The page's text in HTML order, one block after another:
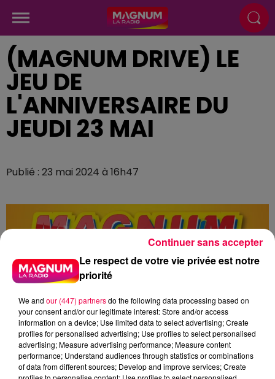
(MAGNUM DRIVE) LE
JEU DE
L'ANNIVERSAIRE DU
JEUDI 23 MAI
Publié : 23 mai 2024 à 16h47
Le respect de votre vie privée est notre
priorité
We and our (447) partnersdo the following data processing based on
your consent and/or our legitimate interest: Store and/or access
information on a device; Use limited data to select advertising; Create
profiles for personalised advertising; Use profiles to select personalised
advertising; Measure advertising performance; Measure content
performance; Understand audiences through statistics or combinations
of data from different sources; Develop and improve services; Create
Continuer sans accepter